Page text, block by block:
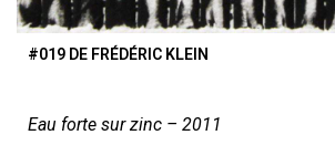
#019 DE FRÉDÉRIC KLEIN
Eau forte sur zinc – 2011